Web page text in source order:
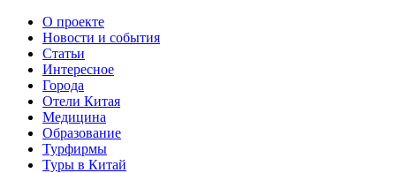
О проекте
Новости и события
Статьи
Интересное
Города
Отели Китая
Медицина
Образование
Турфирмы
Туры в Китай